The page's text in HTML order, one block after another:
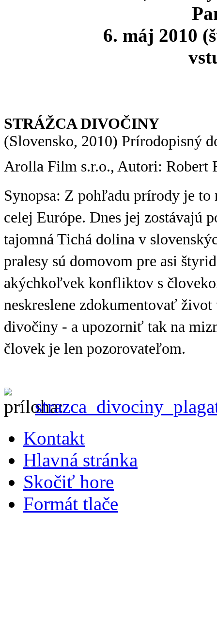
6. máj 2010
STRÁŽCA DIVOČINY
(Slovensko, 2010) Prírodopisný
Arolla Film s.r.o., Autori: Robert
Synopsa: Z pohľadu prírody je to
celej Európe. Dnes jej zostávajú
tajomná Tichá dolina v
pralesy sú domovom pre asi
akýchkoľvek konfliktov s
neskreslene zdokumentovať
divočiny - a upozorniť tak na
človek je len pozorovateľom.
Kontakt
Hlavná stránka
Skočiť hore
Formát tlače